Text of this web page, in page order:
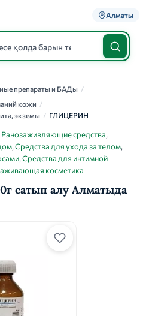
Алматы
препараты и БАДы /
кожи /
экземы / ГЛИЦЕРИН
Ранозаживляющие средства,
,Средства для ухода за телом,
,Средства для интимной
косметика
сатып алу Алматыда